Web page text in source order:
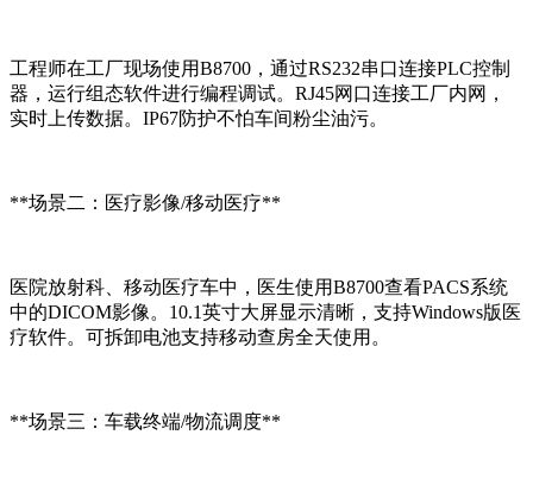
工程师在工厂现场使用B8700，通过RS232串口连接PLC控制
器，运行组态软件进行编程调试。RJ45网口连接工厂内网，
实时上传数据。IP67防护不怕车间粉尘油污。
**场景二：医疗影像/移动医疗**
医院放射科、移动医疗车中，医生使用B8700查看PACS系统
中的DICOM影像。10.1英寸大屏显示清晰，支持Windows版医
疗软件。可拆卸电池支持移动查房全天使用。
**场景三：车载终端/物流调度**